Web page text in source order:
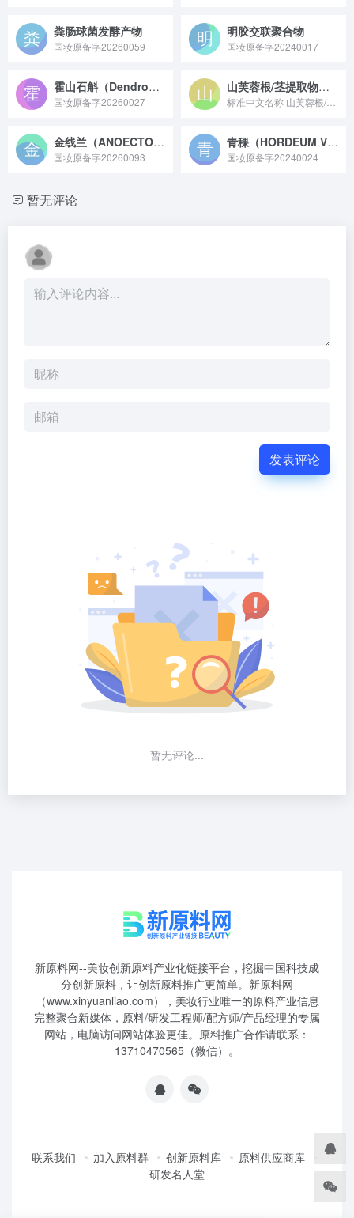
粪肠球菌发酵产物
国妆原备字20260059
明胶交联聚合物
国妆原备字20240017
霍山石斛（Dendrobium huoshanense）茎提取物
国妆原备字20260027
山芙蓉根/茎提取物（取消备案）
标准中文名称 山芙蓉根/茎提取物 备案号 国妆原备字20...
金线兰（ANOECTOCHILUS ROXBURGHII）提取物
国妆原备字20260093
青稞（HORDEUM VULGARE VAR. COELESTE）籽提取物
国妆原备字20240024
暂无评论
发表评论
暂无评论...
新原料网--美妆创新原料产业化链接平台，挖掘中国科技成
分创新原料，让创新原料推广更简单。新原料网
（www.xinyuanliao.com），美妆行业唯一的原料产业信息
完整聚合新媒体，原料/研发工程师/配方师/产品经理的专属
网站，电脑访问网站体验更佳。原料推广合作请联系：
13710470565（微信）。
联系我们 加入原料群 创新原料库
原料供应商库
研发名人堂